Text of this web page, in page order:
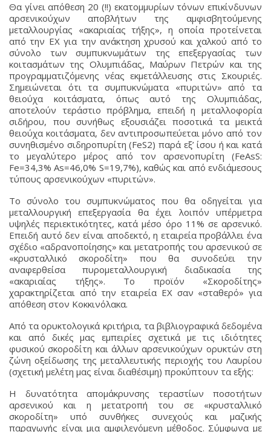
Θα γίνει απόθεση 20 (!!) εκατομμυρίων τόνων επικίνδυνων
αρσενικούχων αποβλήτων της αμφισβητούμενης
μεταλλουργίας «ακαριαίας τήξης», η οποία προτείνεται
από την ΕΧ για την ανάκτηση χρυσού και χαλκού από το
σύνολο των συμπυκνωμάτων της επεξεργασίας των
κοιτασμάτων της Ολυμπιάδας, Μαύρων Πετρών και της
προγραμματιζόμενης νέας εκμετάλλευσης στις Σκουριές.
Σημειώνεται ότι τα συμπυκνώματα «πυριτών» από τα
θειούχα κοιτάσματα, όπως αυτό της Ολυμπιάδας,
αποτελούν τεράστιο πρόβλημα, επειδή η μεταλλοφορία
σιδήρου, που συνήθως εξουσιάζει ποσοτικά τα μεικτά
θειούχα κοιτάσματα, δεν αντιπροσωπεύεται μόνο από τον
συνηθισμένο σιδηροπυρίτη (FeS2) παρά εξ’ ίσου ή και κατά
το μεγαλύτερο μέρος από τον αρσενοπυρίτη (FeAsS:
Fe=34,3% As=46,0% S=19,7%), καθώς και από ενδιάμεσους
τύπους αρσενικούχων «πυριτών».
Το σύνολο του συμπυκνώματος που θα οδηγείται για
μεταλλουργική επεξεργασία θα έχει λοιπόν υπέρμετρα
υψηλές περιεκτικότητες, κατά μέσο όρο 11% σε αρσενικό.
Επειδή αυτό δεν είναι αποδεκτό, η εταιρεία προβάλλει ένα
σχέδιο «αδρανοποίησης» και μετατροπής του αρσενικού σε
«κρυσταλλικό σκοροδίτη» που θα συνοδεύει την
αναφερθείσα πυρομεταλλουργική διαδικασία της
«ακαριαίας τήξης». Το προϊόν «Σκοροδίτης»
χαρακτηρίζεται από την εταιρεία ΕΧ σαν «σταθερό» για
απόθεση στον Κοκκινόλακα.
Από τα ορυκτολογικά κριτήρια, τα βιβλιογραφικά δεδομένα
και από δικές μας εμπειρίες σχετικά με τις ιδιότητες
φυσικού σκοροδίτη και άλλων αρσενικούχων ορυκτών στη
ζώνη οξείδωσης της μεταλλευτικής περιοχής του Λαυρίου
(σχετική μελέτη μας είναι διαθέσιμη) προκύπτουν τα εξής:
Η δυνατότητα απομάκρυνσης τεραστίων ποσοτήτων
αρσενικού και η μετατροπή του σε «κρυσταλλικό
σκοροδίτη» υπό συνθήκες συνεχούς και μαζικής
παραγωγής είναι μια αμφιλεγόμενη μέθοδος. Σύμφωνα με